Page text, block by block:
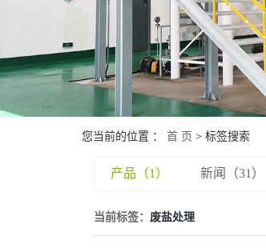
您当前的位置 ： 首 页 > 标签搜索
产品（1） 新闻（31）
当前标签： 废盐处理